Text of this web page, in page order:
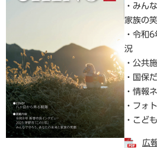
・みん
家族の
・令和
況
・公共
・国保
・情報
・フォ
・こ
広